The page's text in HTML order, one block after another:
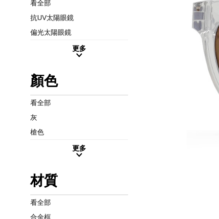
看全部
抗UV太陽眼鏡
偏光太陽眼鏡
更多
顏色
看全部
灰
槍色
更多
材質
看全部
合金框